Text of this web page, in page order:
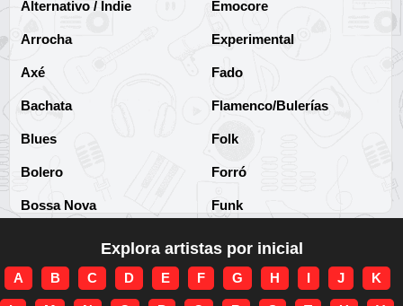
Alternativo / Indie
Arrocha
Axé
Bachata
Blues
Bolero
Bossa Nova
Brega-funk
Emocore
Experimental
Fado
Flamenco/Bulerías
Folk
Forró
Funk
Funk Internacional
Explora artistas por inicial
A B C D E F G H I J K